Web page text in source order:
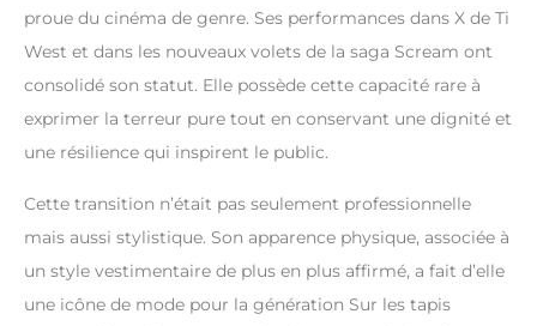
proue du cinéma de genre. Ses performances dans X de Ti
West et dans les nouveaux volets de la saga Scream ont
consolidé son statut. Elle possède cette capacité rare à
exprimer la terreur pure tout en conservant une dignité et
une résilience qui inspirent le public.
Cette transition n’était pas seulement professionnelle
mais aussi stylistique. Son apparence physique, associée à
un style vestimentaire de plus en plus affirmé, a fait d’elle
une icône de mode pour la génération Sur les tapis